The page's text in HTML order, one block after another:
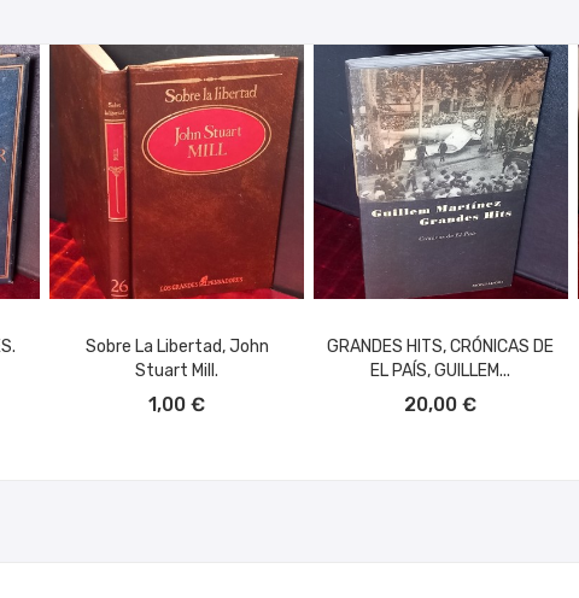
Sobre La Libertad, John
Stuart Mill.
1,00 €
GRANDES HITS, CRÓNICAS DE
EL PAÍS, GUILLEM...
20,00 €